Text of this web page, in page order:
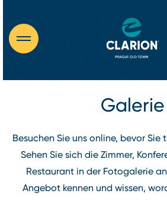
Galerie
Besuchen Sie uns online, bevor
Sehen Sie sich die Zimmer,
Restaurant in der Fotogalerie
Angebot kennen und wissen,